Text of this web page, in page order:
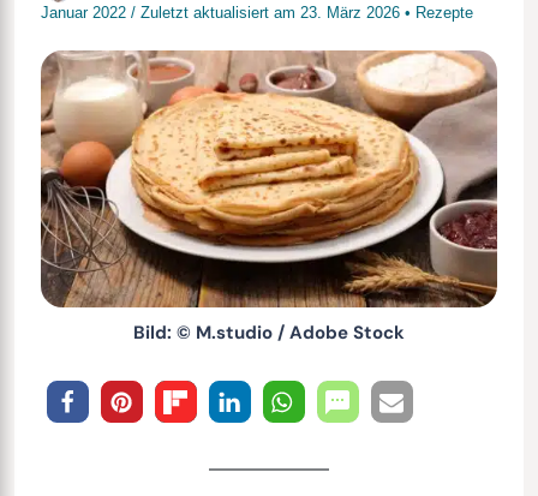
Januar 2022 / Zuletzt aktualisiert am 23. März 2026• Rezepte
Bild: © M.studio / Adobe Stock